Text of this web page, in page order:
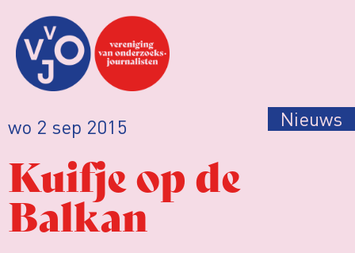
wo 2 sep 2015 Nieuws
Kuifje op de
Balkan